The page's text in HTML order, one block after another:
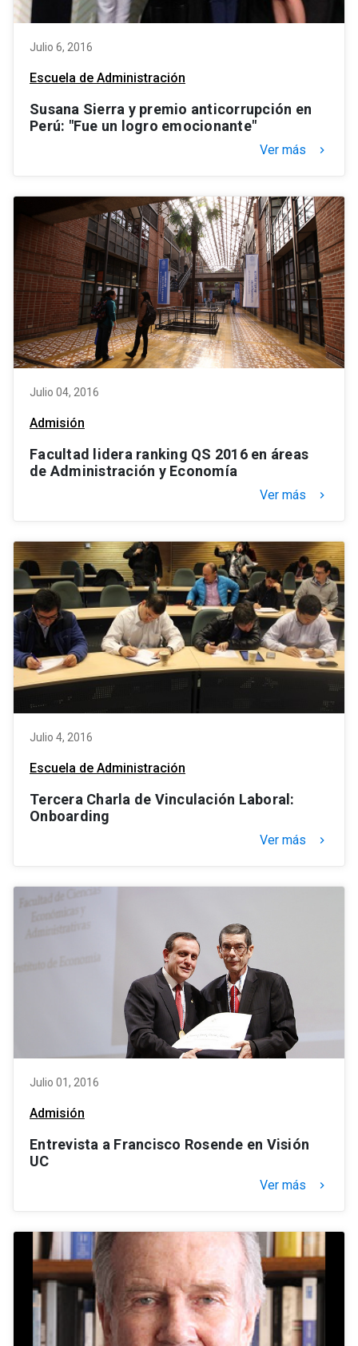
Julio 6, 2016
Escuela de Administración
Susana Sierra y premio anticorrupción en
Perú: "Fue un logro emocionante"
Ver más keyboard_arrow_right
Julio 04, 2016
Admisión
Facultad lidera ranking QS 2016 en áreas
de Administración y Economía
Ver más keyboard_arrow_right
Julio 4, 2016
Escuela de Administración
Tercera Charla de Vinculación Laboral:
Onboarding
Ver más keyboard_arrow_right
Julio 01, 2016
Admisión
Entrevista a Francisco Rosende en Visión
UC
Ver más keyboard_arrow_right